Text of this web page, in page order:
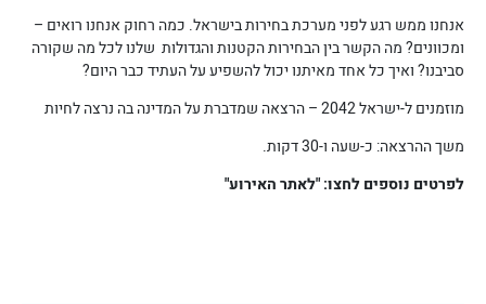
אנחנו ממש רגע לפני מערכת בחירות בישראל. כמה רחוק אנחנו רואים –
ומכוונים? מה הקשר בין הבחירות הקטנות והגדולות שלנו לכל מה שקורה
סביבנו? ואיך כל אחד מאיתנו יכול להשפיע על העתיד כבר היום?
מוזמנים ל-ישראל 2042 – הרצאה שמדברת על המדינה בה נרצה לחיות
משך ההרצאה: כ-שעה ו-30 דקות.
לפרטים נוספים לחצו: "לאתר האירוע"